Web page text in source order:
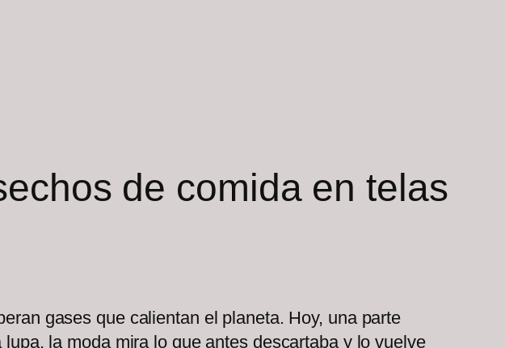
de comida en telas
gases que calientan el planeta. Hoy, una parte
la moda mira lo que antes descartaba y lo vuelve